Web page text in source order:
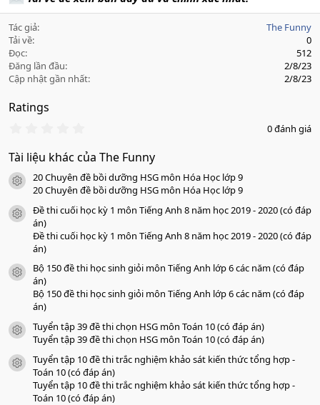
Tác giả
The Funny
Tải về
0
Đọc
512
Đăng lần đầu
2/8/23
Cập nhật gần nhất
2/8/23
Ratings
0
0
s
a
o
0 đánh giá
Tài liệu khác của The Funny
icon tài liệu
20 Chuyên đề bồi dưỡng HSG môn Hóa Học lớp 9
20 Chuyên đề bồi dưỡng HSG môn Hóa Học lớp 9
icon tài liệu
Đề thi cuối học kỳ 1 môn Tiếng Anh 8 năm học 2019 - 2020 (có đáp
án)
Đề thi cuối học kỳ 1 môn Tiếng Anh 8 năm học 2019 - 2020 (có đáp
án)
icon tài liệu
Bộ 150 đề thi học sinh giỏi môn Tiếng Anh lớp 6 các năm (có đáp
án)
Bộ 150 đề thi học sinh giỏi môn Tiếng Anh lớp 6 các năm (có đáp
án)
icon tài liệu
Tuyển tập 39 đề thi chọn HSG môn Toán 10 (có đáp án)
Tuyển tập 39 đề thi chọn HSG môn Toán 10 (có đáp án)
icon tài liệu
Tuyển tập 10 đề thi trắc nghiệm khảo sát kiến thức tổng hợp -
Toán 10 (có đáp án)
Tuyển tập 10 đề thi trắc nghiệm khảo sát kiến thức tổng hợp -
Toán 10 (có đáp án)